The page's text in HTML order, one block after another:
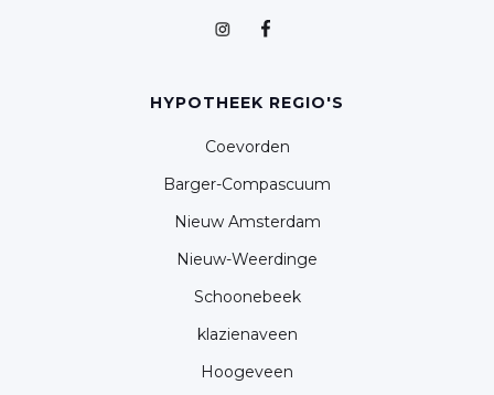
HYPOTHEEK REGIO'S
Coevorden
Barger-Compascuum
Nieuw Amsterdam
Nieuw-Weerdinge
Schoonebeek
klazienaveen
Hoogeveen